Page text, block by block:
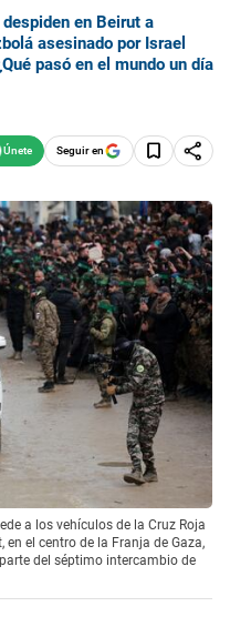
en Beirut a
asesinado por Israel
pasó en el mundo un día
Seguir en
a los vehículos de la Cruz Roja
en el centro de la Franja de Gaza,
del séptimo intercambio de